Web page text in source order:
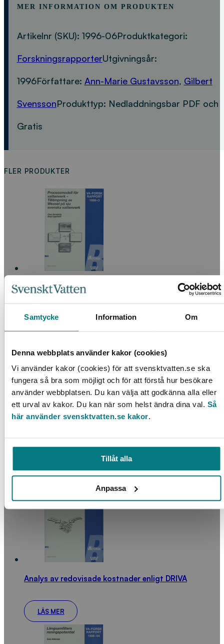
Samtycke Information Om
Denna webbplats använder kakor (cookies)
Vi använder kakor (cookies) för att svensktvatten.se ska
fungera så bra som möjligt och för att förstå hur besökare
använder webbplatsen. Du kan välja att godkänna alla eller
ett urval av kakor. Du kan när som helst ändra dina val. Så
här använder svensktvatten.se kakor.
Tillåt alla
Anpassa
MER INFORMATION OM PRODUKTEN
Artikelnr (SKU): 1996-06Produktkategori:
ForskningsrapporterUtgivningsår:
1996Författare: Ann-Marie Gustavsson, Gilbert
SvenssonProdukttyp: Nedladdningsbar PDF och
Gratis
FLER PRODUKTER
Processmodell för vattenverk
LÄS MER
Analys av redovisade kostnader enligt DRIVA
LÄS MER